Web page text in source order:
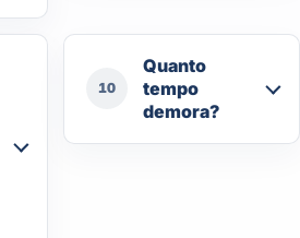
10
Quanto
tempo
demora?